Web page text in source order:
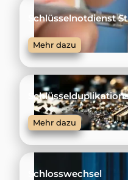
Schlüsselnotdienst
Mehr dazu
Mehr dazu
Schlosswechsel